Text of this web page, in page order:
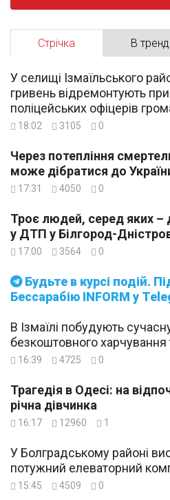
Стрічка В
Будьте в курсі подій. Підписуйтесь на
Бессарабію INFORM у
У селищі Ізмаїльського
гривень відремонтують
поліцейських офіцерів
18:02 3105 0
Через потепління
може дібратися до
17:31 4050 0
Троє людей, серед яких
у ДТП у Білгород-
17:00 3564 0
В Ізмаїлі побудують
безкоштовного харчування
16:39 4725 0
Трагедія в Одесі: на
річна дівчинка
16:17 12960 1
У Болградському районі
потужний елеваторний
15:45 4509 0